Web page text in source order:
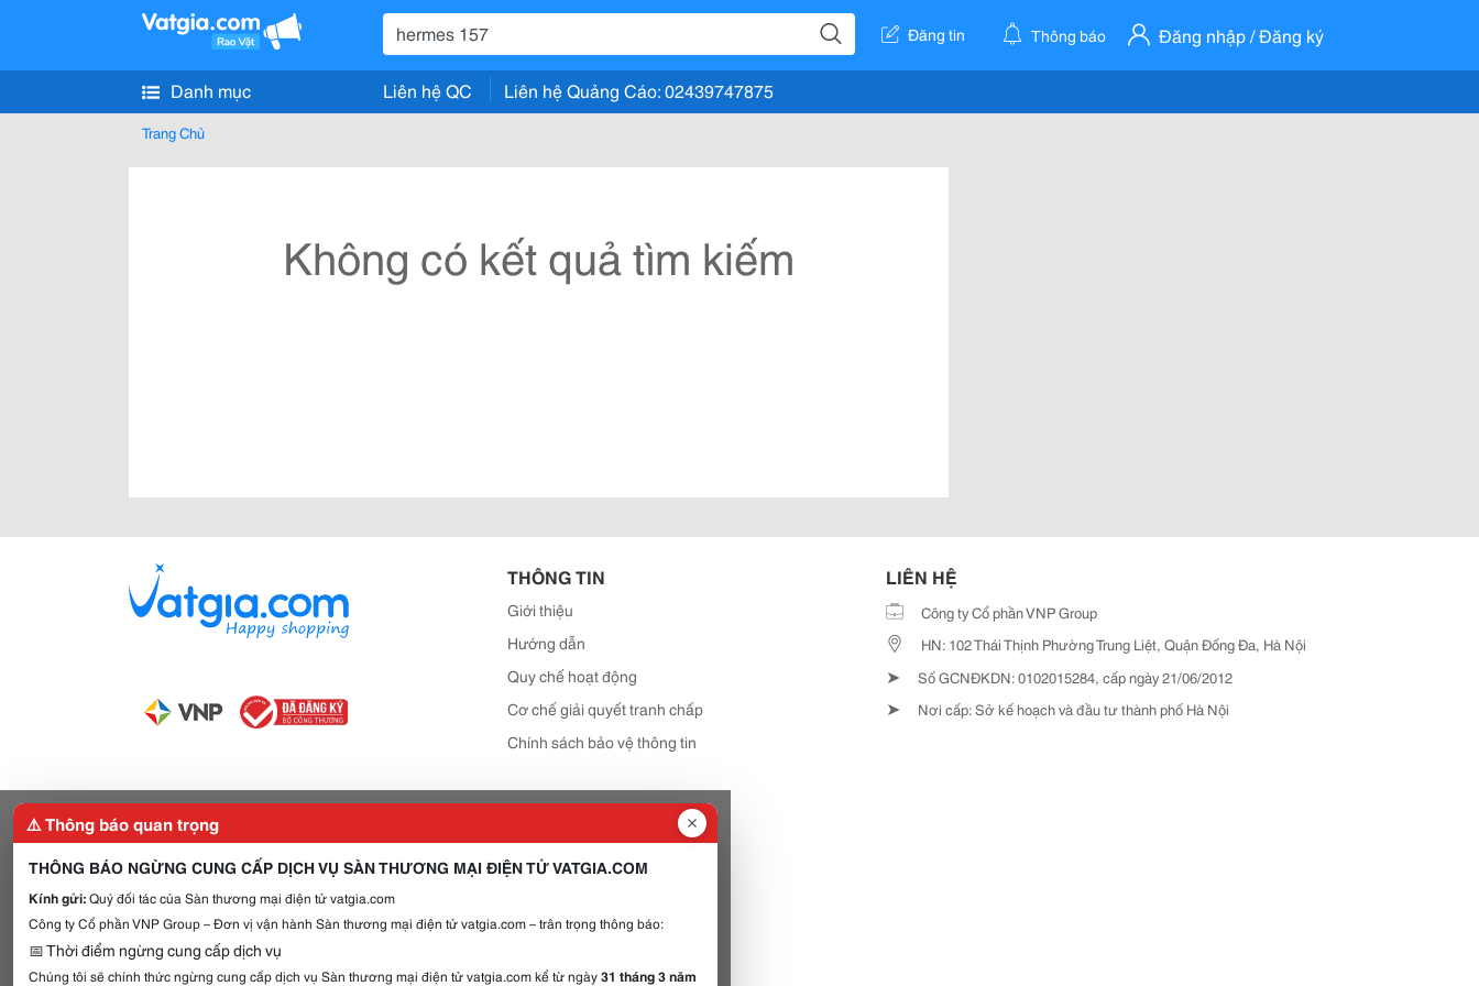
Đăng tin Thông báo Đăng nhập / Đăng ký
Danh mục Liên hệ QC Liên hệ Quảng Cáo: 02439747875
Trang Chủ
Không có kết quả tìm kiếm
THÔNG TIN
Giới thiệu
Hướng dẫn
Quy chế hoạt động
Cơ chế giải quyết tranh chấp
Chính sách bảo vệ thông tin
LIÊN HỆ
Công ty Cổ phần VNP Group
HN: 102 Thái Thịnh Phường Trung Liệt, Quận Đống Đa, Hà Nội
➤ Số GCNĐKDN: 0102015284, cấp ngày 21/06/2012
➤ Nơi cấp: Sở kế hoạch và đầu tư thành phố Hà Nội
⚠️ Thông báo quan trọng
THÔNG BÁO NGỪNG CUNG CẤP DỊCH VỤ SÀN THƯƠNG MẠI ĐIỆN TỬ VATGIA.COM
Kính gửi:Quý đối tác của Sàn thương mại điện tử vatgia.com
Công ty Cổ phần VNP Group – Đơn vị vận hành Sàn thương mại điện tử vatgia.com – trân trọng thông báo:
📅 Thời điểm ngừng cung cấp dịch vụ
Chúng tôi sẽ chính thức ngừng cung cấp dịch vụ Sàn thương mại điện tử vatgia.com kể từ ngày31 tháng 3 năm